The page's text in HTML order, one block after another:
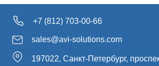
+7 (812) 703-00-66
sales@avi-solutions.com
197022, Санкт-Петербург,